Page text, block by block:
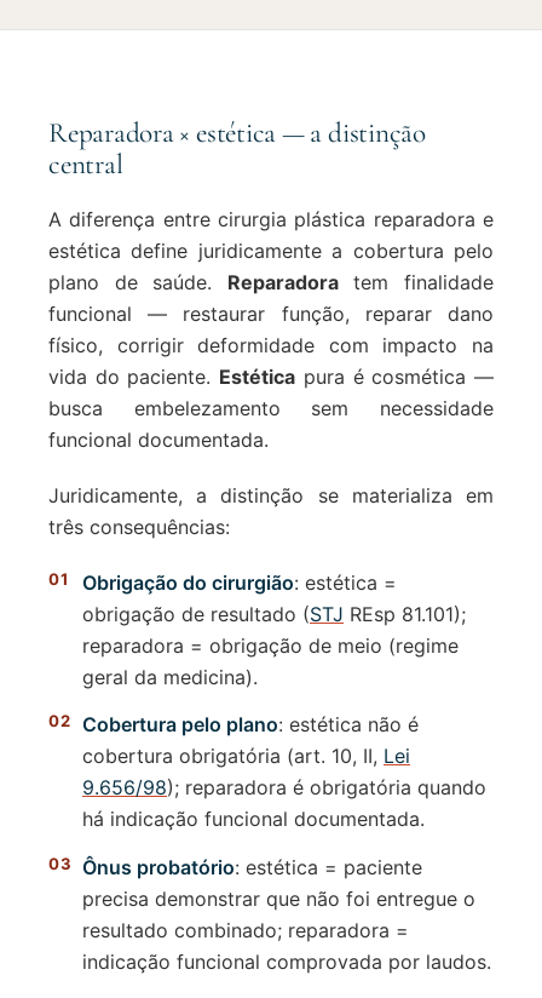
Reparadora × estética — a distinção
central
A diferença entre cirurgia plástica reparadora e
estética define juridicamente a cobertura pelo
plano de saúde. Reparadoratem finalidade
funcional — restaurar função, reparar dano
físico, corrigir deformidade com impacto na
vida do paciente. Estética pura é cosmética —
busca embelezamento sem necessidade
funcional documentada.
Juridicamente, a distinção se materializa em
três consequências:
Obrigação do cirurgião: estética =
obrigação de resultado (STJ REsp 81.101);
reparadora = obrigação de meio (regime
geral da medicina).
Cobertura pelo plano: estética não é
cobertura obrigatória (art. 10, II, Lei
9.656/98); reparadora é obrigatória quando
há indicação funcional documentada.
Ônus probatório: estética = paciente
precisa demonstrar que não foi entregue o
resultado combinado; reparadora =
indicação funcional comprovada por laudos.